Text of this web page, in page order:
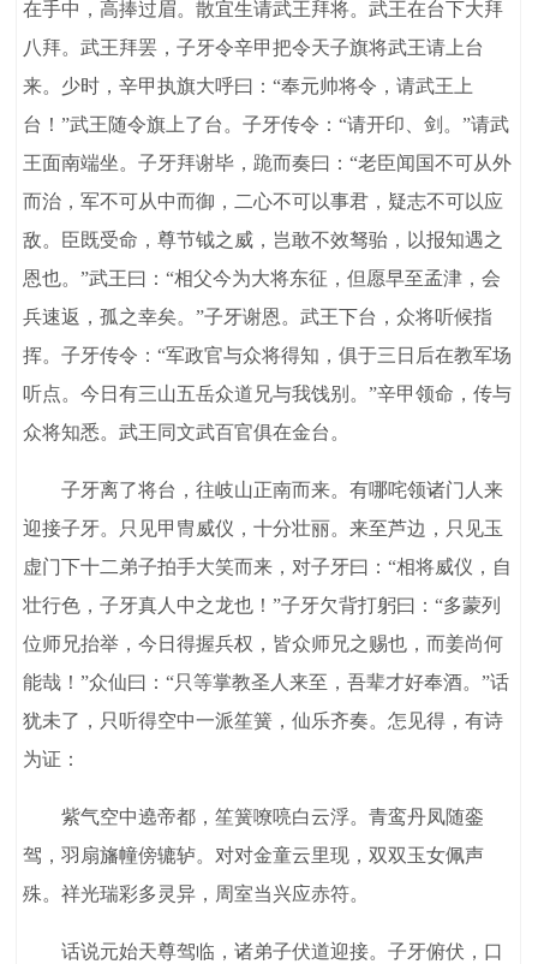
在手中，高捧过眉。散宜生请武王拜将。武王在台下大拜
八拜。武王拜罢，子牙令辛甲把令天子旗将武王请上台
来。少时，辛甲执旗大呼曰：“奉元帅将令，请武王上
台！”武王随令旗上了台。子牙传令：“请开印、剑。”请武
王面南端坐。子牙拜谢毕，跪而奏曰：“老臣闻国不可从外
而治，军不可从中而御，二心不可以事君，疑志不可以应
敌。臣既受命，尊节钺之威，岂敢不效驽骀，以报知遇之
恩也。”武王曰：“相父今为大将东征，但愿早至孟津，会
兵速返，孤之幸矣。”子牙谢恩。武王下台，众将听候指
挥。子牙传令：“军政官与众将得知，俱于三日后在教军场
听点。今日有三山五岳众道兄与我饯别。”辛甲领命，传与
众将知悉。武王同文武百官俱在金台。
子牙离了将台，往岐山正南而来。有哪咤领诸门人来
迎接子牙。只见甲冑威仪，十分壮丽。来至芦边，只见玉
虚门下十二弟子拍手大笑而来，对子牙曰：“相将威仪，自
壮行色，子牙真人中之龙也！”子牙欠背打躬曰：“多蒙列
位师兄抬举，今日得握兵权，皆众师兄之赐也，而姜尚何
能哉！”众仙曰：“只等掌教圣人来至，吾辈才好奉酒。”话
犹未了，只听得空中一派笙簧，仙乐齐奏。怎见得，有诗
为证：
紫气空中遶帝都，笙簧嘹喨白云浮。青鸾丹凤随銮
驾，羽扇旛幢傍辘轳。对对金童云里现，双双玉女佩声
殊。祥光瑞彩多灵异，周室当兴应赤符。
话说元始天尊驾临，诸弟子伏道迎接。子牙俯伏，口